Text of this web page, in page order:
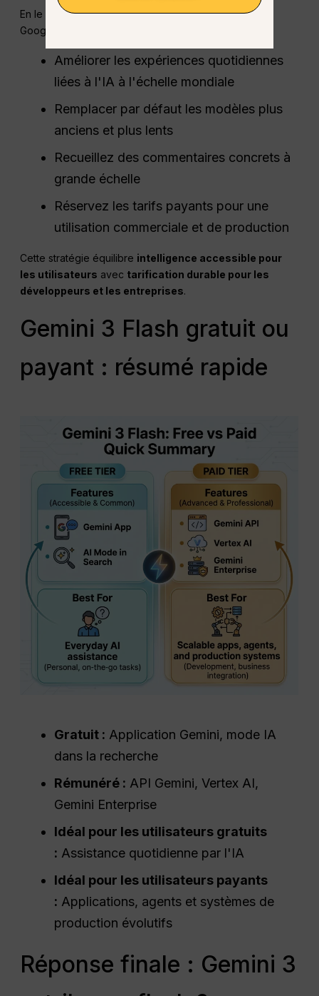
En le rendant gratuit dans les produits grand public,
Google peut :
Améliorer les expériences quotidiennes
liées à l'IA à l'échelle mondiale
Remplacer par défaut les modèles plus
anciens et plus lents
Recueillez des commentaires concrets à
grande échelle
Réservez les tarifs payants pour une
utilisation commerciale et de production
Cette stratégie équilibre intelligence accessible pour
les utilisateurs avec tarification durable pour les
développeurs et les entreprises.
Gemini 3 Flash gratuit ou
payant : résumé rapide
Gratuit : Application Gemini, mode IA
dans la recherche
Rémunéré : API Gemini, Vertex AI,
Gemini Enterprise
Idéal pour les utilisateurs gratuits
: Assistance quotidienne par l'IA
Idéal pour les utilisateurs payants
: Applications, agents et systèmes de
production évolutifs
Réponse finale : Gemini 3